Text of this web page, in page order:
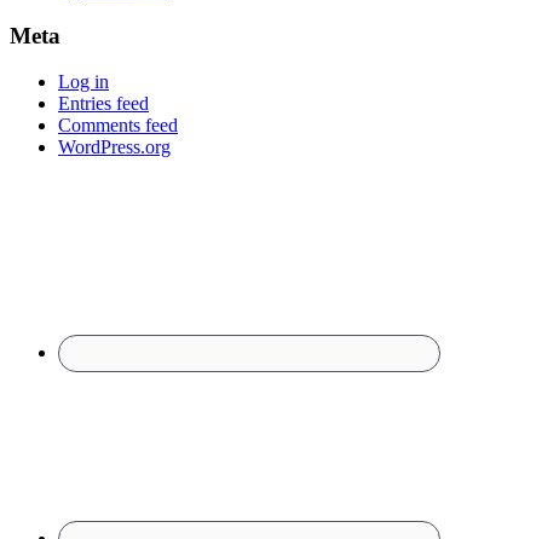
Meta
Log in
Entries feed
Comments feed
WordPress.org